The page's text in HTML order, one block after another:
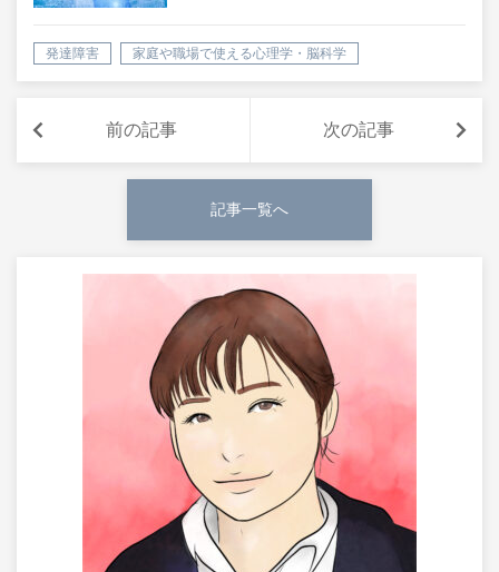
発達障害 家庭や職場で使える心理学・脳科学
前の記事 次の記事
記事一覧へ